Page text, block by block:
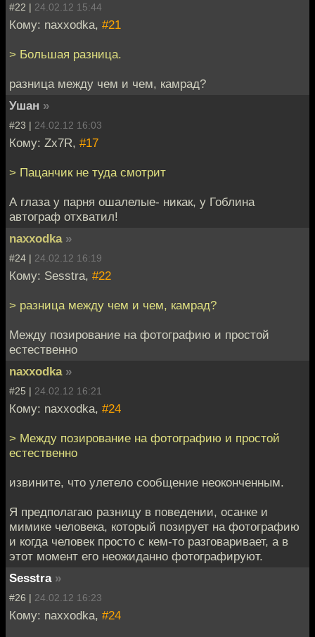
#22 | 24.02.12 15:44
Кому: naxxodka, #21
> Большая разница.
разница между чем и чем, камрад?
Ушан »
#23 | 24.02.12 16:03
Кому: Zx7R, #17
> Пацанчик не туда смотрит
А глаза у парня ошалелые- никак, у Гоблина
автограф отхватил!
naxxodka »
#24 | 24.02.12 16:19
Кому: Sesstra, #22
> разница между чем и чем, камрад?
Между позирование на фотографию и простой
естественно
naxxodka »
#25 | 24.02.12 16:21
Кому: naxxodka, #24
> Между позирование на фотографию и простой
естественно
извините, что улетело сообщение неоконченным.
Я предполагаю разницу в поведении, осанке и
мимике человека, который позирует на фотографию
и когда человек просто с кем-то разговаривает, а в
этот момент его неожиданно фотографируют.
Sesstra »
#26 | 24.02.12 16:23
Кому: naxxodka, #24